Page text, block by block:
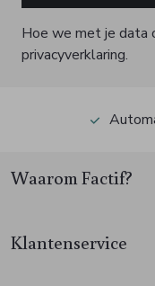
Hoe we met je data
privacyverklaring.
Waarom Factif?
Klantenservice